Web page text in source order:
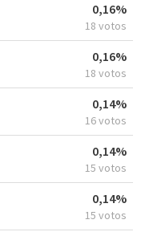
0,16%
18 votos
0,16%
18 votos
0,14%
16 votos
0,14%
15 votos
0,14%
15 votos